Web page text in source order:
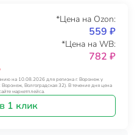
*Цена на Ozon:
559 ₽
*Цена на WB:
782 ₽
на 10.08.2026 для региона г. Воронеж у
Волгоградская 32). В течение дня цена
маркетплейса.
1 клик